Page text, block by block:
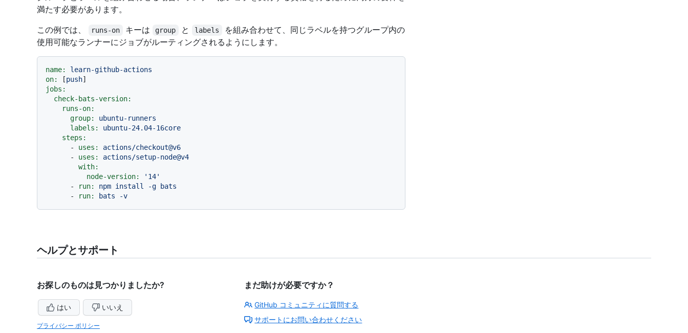
満たす必要があります。
この例では、
runs-on キーは group と labels
を組み合わせて、同じラベルを持つグループ内の
使用可能なランナーにジョブがルーティングされるようにします。
name:
learn-github-actions
on:
[push
jobs:
check-bats-version:
runs-on:
group:
ubuntu-runners
labels:
ubuntu-24.04-16core
steps:
-
uses:
actions/checkout@v6
-
uses:
actions/setup-node@v4
with:
node-version:
'14'
-
run: npm install -g
bats
-
run: bats -v
ヘルプとサポート
お探しのものは見つかりましたか?
はい いいえ
プライバシー ポリシー
まだ助けが必要ですか？
GitHub コミュニティに質問する
サポートにお問い合わせください